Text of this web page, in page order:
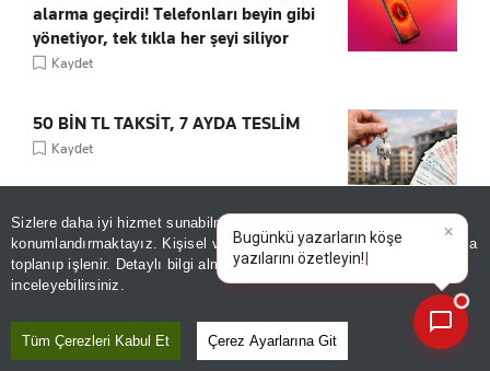
Sizlere daha iyi hizmet sunabilmek adına sitemizde
konumlandırmaktayız. Kişisel verileriniz, KVKK ve GDPR kapsamında
toplanıp işlenir. Detaylı bilgi almak içinAydınlatma Metnimizi
inceleyebilirsiniz.
Tüm Çerezleri Kabul Et Çerez Ayarlarına Git
alarma geçirdi! Telefonları beyin gibi
yönetiyor, tek tıkla her şeyi siliyor
Kaydet
50 BİN TL TAKSİT, 7 AYDA TESLİM
Kaydet
Homeros’u hatırladılar, Troya’yı
unuttular
Kaydet
Tramvayda telefon çalıp kaçtı! Temizlik
Bugünkü yazarların kö